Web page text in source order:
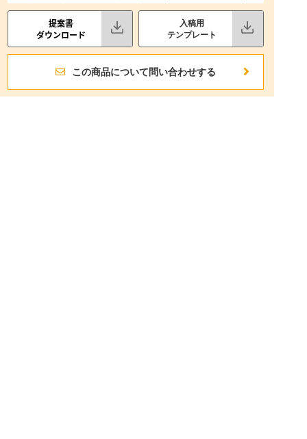
提案書
ダウンロード
入稿用
テンプレート
この商品について問い合わせする